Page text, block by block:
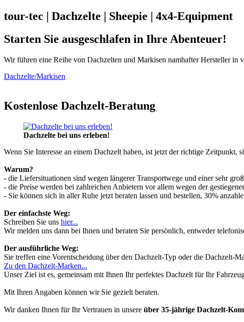
tour-tec | Dachzelte | Sheepie | 4x4-Equipment
Starten Sie ausgeschlafen in Ihre Abenteuer!
Wir führen eine Reihe von Dachzelten und Markisen namhafter Hersteller in
Dachzelte/Markisen
Kostenlose Dachzelt-Beratung
Dachzelte bei uns erleben!
Wenn Sie Interesse an einem Dachzelt haben, ist jetzt der richtige Zeitpunkt,
Warum?
- die Liefersituationen sind wegen längerer Transportwege und einer sehr
- die Preise werden bei zahlreichen Anbietern vor allem wegen der
- Sie können sich in aller Ruhe jetzt beraten lassen und bestellen, 30%
Der einfachste Weg:
Schreiben Sie uns hier...
Wir melden uns dann bei Ihnen und beraten Sie persönlich, entweder
Der ausführliche Weg:
Sie treffen eine Vorentscheidung über den Dachzelt-Typ oder die Dachzelt-
Zu den Dachzelt-Marken...
Unser Ziel ist es, gemeinsam mit Ihnen Ihr perfektes Dachzelt für Ihr
Mit Ihren Angaben können wir Sie gezielt beraten.
Wir danken Ihnen für Ihr Vertrauen in unsere über 35-jährige Dachzelt-